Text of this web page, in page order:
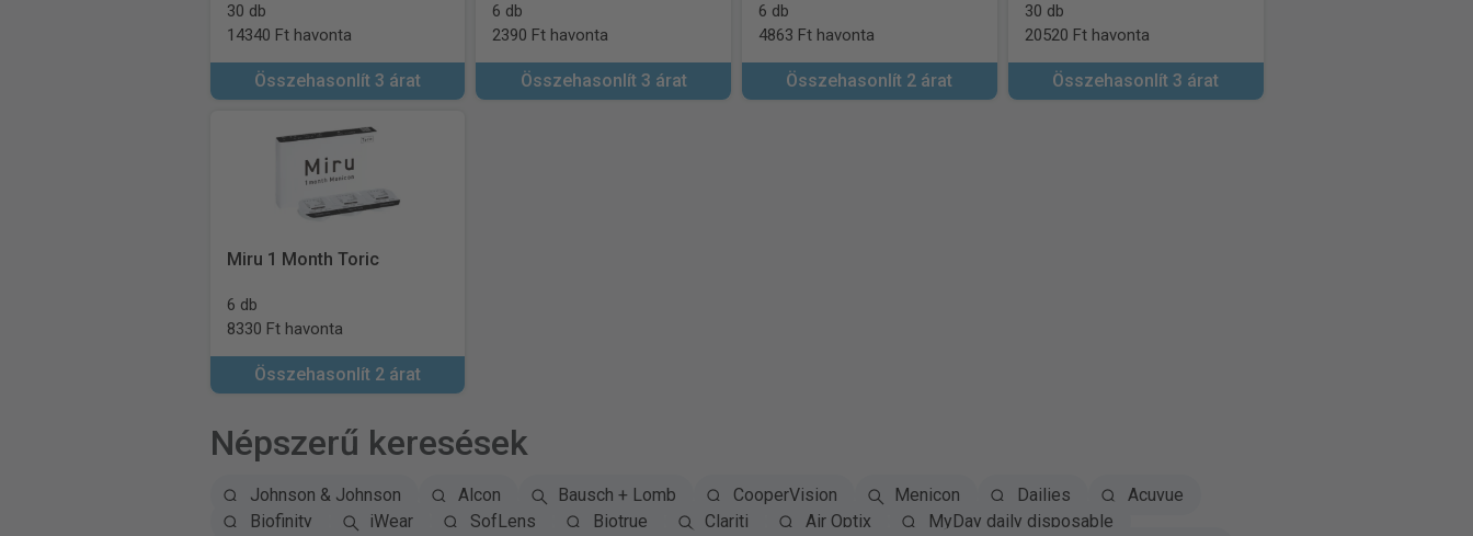
30 db
14340 Ft havonta
Összehasonlít 3 árat
6 db
2390 Ft havonta
Összehasonlít 3 árat
6 db
4863 Ft havonta
Összehasonlít 2 árat
30 db
20520 Ft havonta
Összehasonlít 3 árat
Miru 1 Month Toric
6 db
8330 Ft havonta
Összehasonlít 2 árat
Népszerű keresések
Johnson & Johnson Alcon Bausch + Lomb CooperVision Menicon Dailies
Acuvue
Biofinity
iWear SofLens Biotrue Clariti Air Optix
MyDay daily disposable